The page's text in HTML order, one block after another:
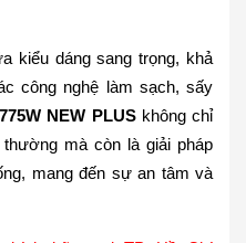
kiểu dáng sang trọng, khả
công nghệ làm sạch, sấy
NEW PLUS không chỉ
mà còn là giải pháp
mang đến sự an tâm và